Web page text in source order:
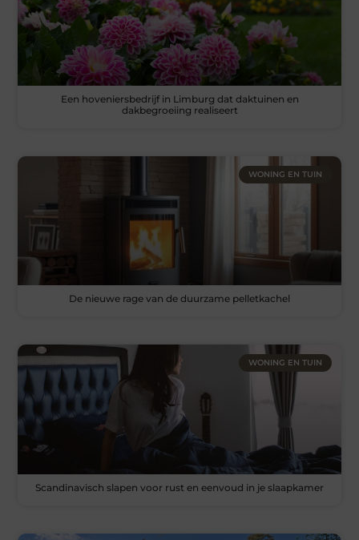
Een hoveniersbedrijf in Limburg dat daktuinen en
dakbegroeiing realiseert
WONING EN TUIN
De nieuwe rage van de duurzame pelletkachel
WONING EN TUIN
Scandinavisch slapen voor rust en eenvoud in je slaapkamer